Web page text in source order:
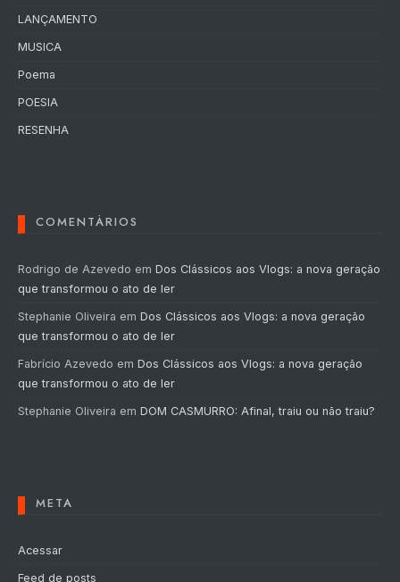
LANÇAMENTO
MUSICA
Poema
POESIA
RESENHA
COMENTÁRIOS
Rodrigo de Azevedo em Dos Clássicos aos Vlogs: a nova geração
que transformou o ato de ler
Stephanie Oliveira em Dos Clássicos aos Vlogs: a nova geração
que transformou o ato de ler
Fabrício Azevedo em Dos Clássicos aos Vlogs: a nova geração
que transformou o ato de ler
Stephanie Oliveira em DOM CASMURRO: Afinal, traiu ou não traiu?
META
Acessar
Feed de posts